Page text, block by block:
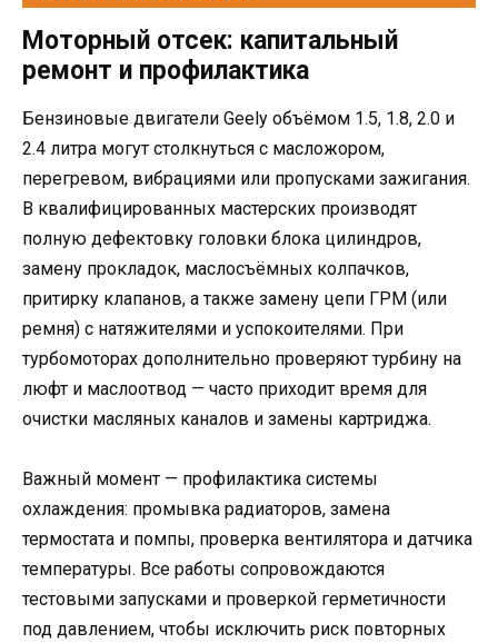
Моторный отсек: капитальный
ремонт и профилактика
Бензиновые двигатели Geely объёмом 1.5, 1.8, 2.0 и
2.4 литра могут столкнуться с масложором,
перегревом, вибрациями или пропусками зажигания.
В квалифицированных мастерских производят
полную дефектовку головки блока цилиндров,
замену прокладок, маслосъёмных колпачков,
притирку клапанов, а также замену цепи ГРМ (или
ремня) с натяжителями и успокоителями. При
турбомоторах дополнительно проверяют турбину на
люфт и маслоотвод — часто приходит время для
очистки масляных каналов и замены картриджа.
Важный момент — профилактика системы
охлаждения: промывка радиаторов, замена
термостата и помпы, проверка вентилятора и датчика
температуры. Все работы сопровождаются
тестовыми запусками и проверкой герметичности
под давлением, чтобы исключить риск повторных